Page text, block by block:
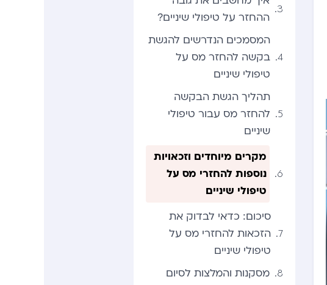
ההחזר על טיפולי שיניים?
המסמכים הנדרשים להגשת
בקשה להחזר מס על
טיפולי שיניים
תהליך הגשת הבקשה
להחזר מס עבור טיפולי
שיניים
מקרים מיוחדים וזכאויות
נוספות להחזרי מס על
טיפולי שיניים
סיכום: כדאי לבדוק את
הזכאות להחזרי מס על
טיפולי שיניים
מסקנות והמלצות לסיום